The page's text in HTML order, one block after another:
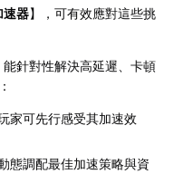
速器】，可有效應對這些挑
針對性解決高延遲、卡頓
家可先行感受其加速效
態調配最佳加速策略與資